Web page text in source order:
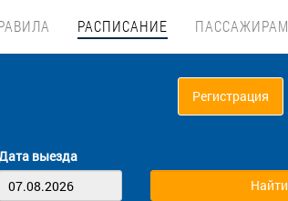
РАСПИСАНИЕ ПАССАЖИРАМ
Регистрация
выезда